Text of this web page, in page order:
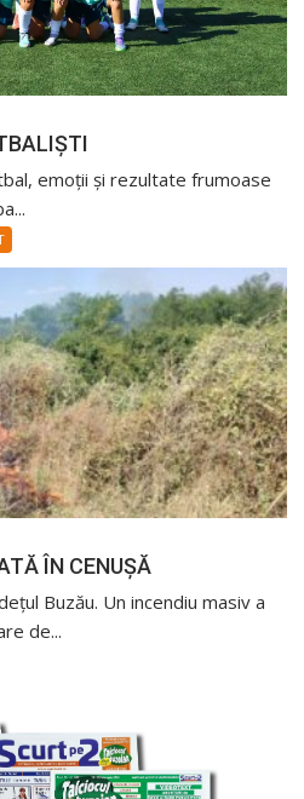
emoții și rezultate frumoase
ÎN CENUȘĂ
Buzău. Un incendiu masiv a
de...